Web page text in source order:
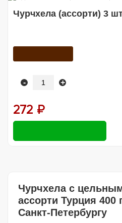
Чурчхела (ассорти) 3
- +
272 ₽
Чурчхела с
ассорти Турция 400
Санкт-Петербургу